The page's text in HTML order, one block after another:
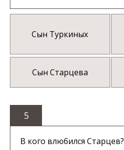
Сын Туркиных
Сын Старцева
5
В кого влюбился Старцев?